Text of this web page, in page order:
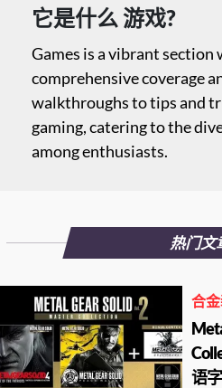
它是什么 游戏?
Games is a vibrant
comprehensive coverage
walkthroughs to tips and
gaming, catering to the
among enthusiasts.
热门文
合
语